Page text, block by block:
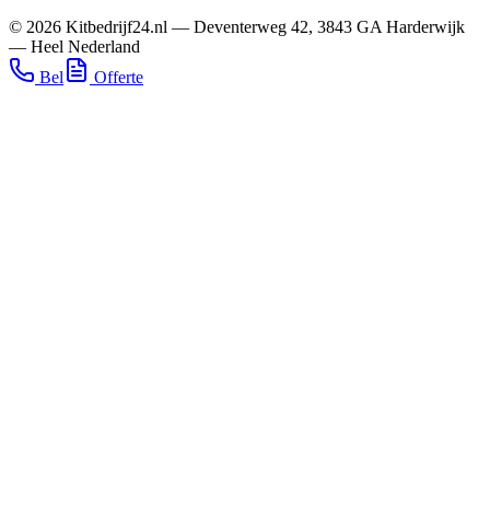
© 2026 Kitbedrijf24.nl — Deventerweg 42, 3843 GA Harderwijk
— Heel Nederland
Bel
Offerte